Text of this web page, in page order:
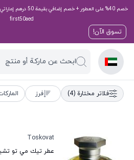
خصم 40% على العطور
first50aed
تسوق الآن!
ابحث عن ماركة أو منتج
فلاتر مختارة (4) فرز
Toskovat
عطر تيك مي تو